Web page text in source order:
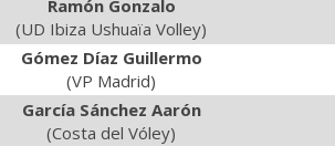
Ramón Gonzalo
(UD Ibiza Ushuaïa Volley)
Gómez Díaz Guillermo
(VP Madrid)
García Sánchez Aarón
(Costa del Vóley)